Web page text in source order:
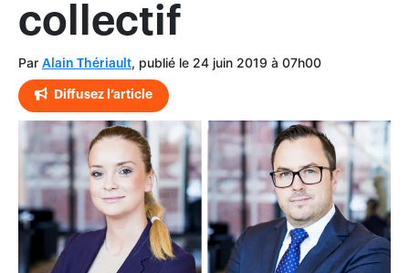
collectif
Par Alain Thériault, publié le 24 juin 2019 à 07h00
Diffusez l’article